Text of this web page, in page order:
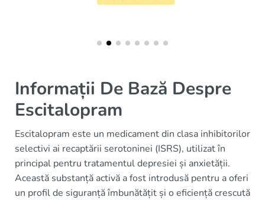
Informații De Bază Despre
Escitalopram
Escitalopram este un medicament din clasa inhibitorilor
selectivi ai recaptării serotoninei (ISRS), utilizat în
principal pentru tratamentul depresiei și anxietății.
Această substanță activă a fost introdusă pentru a oferi
un profil de siguranță îmbunătățit și o eficiență crescută